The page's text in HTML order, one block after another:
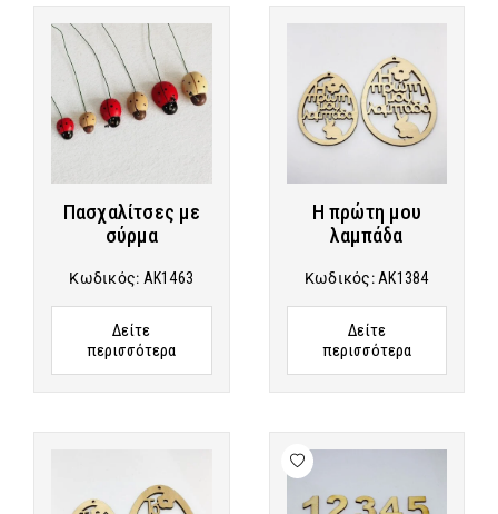
Πασχαλίτσες με
σύρμα
Κωδικός: AK1463
Δείτε
περισσότερα
Η πρώτη μου
λαμπάδα
Κωδικός: AK1384
Δείτε
περισσότερα